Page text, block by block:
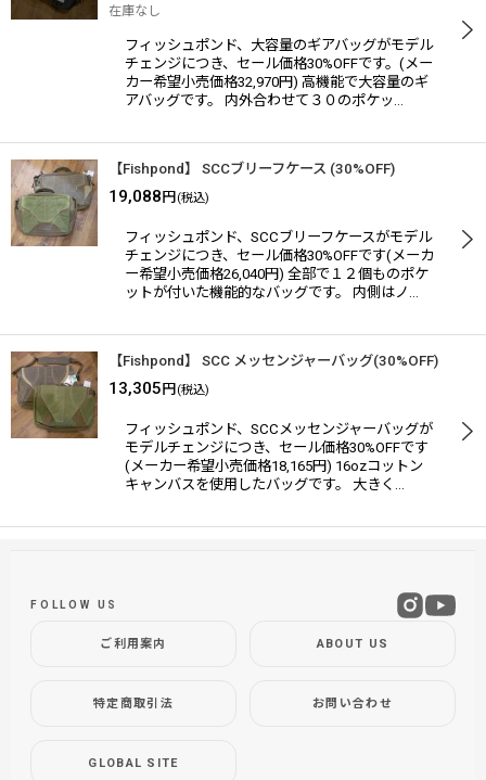
在庫なし
フィッシュポンド、大容量のギアバッグがモデル
チェンジにつき、セール価格30%OFFです。(メー
カー希望小売価格32,970円) 高機能で大容量のギ
アバッグです。 内外合わせて３０のポケッ…
【Fishpond】 SCCブリーフケース (30%OFF)
19,088 円 (税込)
フィッシュポンド、SCCブリーフケースがモデル
チェンジにつき、セール価格30%OFFです(メーカ
ー希望小売価格26,040円) 全部で１２個ものポケ
ットが付いた機能的なバッグです。 内側はノ…
【Fishpond】 SCC メッセンジャーバッグ(30%OFF)
13,305 円 (税込)
フィッシュポンド、SCCメッセンジャーバッグが
モデルチェンジにつき、セール価格30%OFFです
(メーカー希望小売価格18,165円) 16ozコットン
キャンバスを使用したバッグです。 大きく…
ご利用案内 ABOUT US
特定商取引法 お問い合わせ
GLOBAL SITE
FOLLOW US